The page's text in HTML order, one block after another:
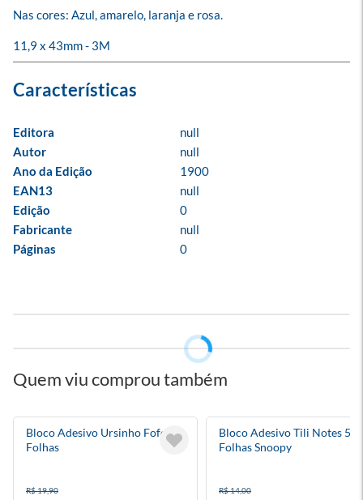
Nas cores: Azul, amarelo, laranja e rosa.
11,9 x 43mm - 3M
Editora
null
Autor
null
Ano da Edição
1900
EAN13
null
Edição
0
Fabricante
null
Páginas
0
Quem viu comprou também
Bloco Adesivo Ursinho Fofo 50
Folhas
R$ 19,90
Bloco Adesivo Tili Notes 50
Folhas Snoopy
R$ 14,00